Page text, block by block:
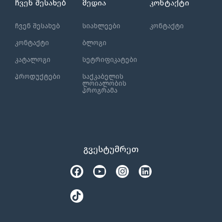
ჩვენ შესახებ
ჩვენ შესახებ
კონტაქტი
კატალოგი
პროდუქტები
მედია
სიახლეები
ბლოგი
სეტრიფიკატები
საქკაბელის
ლოიალობის
პროგრამა
კონტაქტი
კონტაქტი
გვესტუმრეთ
FacebookYoutubeInstagramLinkedin
Tiktok